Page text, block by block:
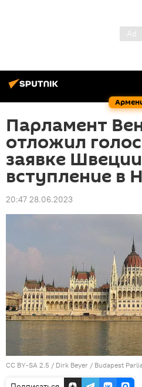
Парламент
отложил
заявке
вступление в
20:47 28.06.2023
CC BY-SA 2.5 / Dirk Beyer / Budapest